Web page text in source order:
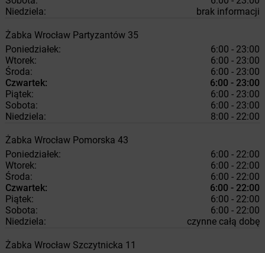
Niedziela:
brak informacji
Żabka Wrocław Partyzantów 35
Poniedziałek:
6:00 - 23:00
Wtorek:
6:00 - 23:00
Środa:
6:00 - 23:00
Czwartek:
6:00 - 23:00
Piątek:
6:00 - 23:00
Sobota:
6:00 - 23:00
Niedziela:
8:00 - 22:00
Żabka Wrocław Pomorska 43
Poniedziałek:
6:00 - 22:00
Wtorek:
6:00 - 22:00
Środa:
6:00 - 22:00
Czwartek:
6:00 - 22:00
Piątek:
6:00 - 22:00
Sobota:
6:00 - 22:00
Niedziela:
czynne całą dobę
Żabka Wrocław Szczytnicka 11